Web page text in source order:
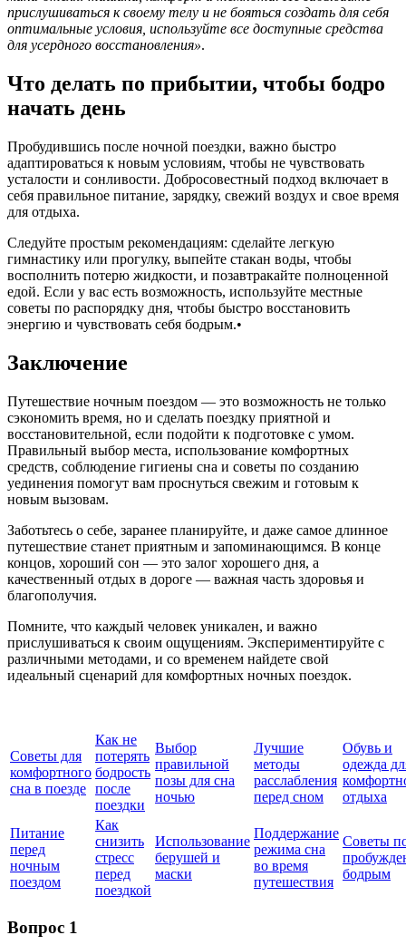
прислушиваться к своему телу и не бояться создать для себя
оптимальные условия, используйте все доступные средства
для усердного восстановления».
Что делать по прибытии, чтобы бодро
начать день
Пробудившись после ночной поездки, важно быстро
адаптироваться к новым условиям, чтобы не чувствовать
усталости и сонливости. Добросовестный подход включает в
себя правильное питание, зарядку, свежий воздух и свое время
для отдыха.
Следуйте простым рекомендациям: сделайте легкую
гимнастику или прогулку, выпейте стакан воды, чтобы
восполнить потерю жидкости, и позавтракайте полноценной
едой. Если у вас есть возможность, используйте местные
советы по распорядку дня, чтобы быстро восстановить
энергию и чувствовать себя бодрым.•
Заключение
Путешествие ночным поездом — это возможность не только
сэкономить время, но и сделать поездку приятной и
восстановительной, если подойти к подготовке с умом.
Правильный выбор места, использование комфортных
средств, соблюдение гигиены сна и советы по созданию
уединения помогут вам проснуться свежим и готовым к
новым вызовам.
Заботьтесь о себе, заранее планируйте, и даже самое длинное
путешествие станет приятным и запоминающимся. В конце
концов, хороший сон — это залог хорошего дня, а
качественный отдых в дороге — важная часть здоровья и
благополучия.
Помните, что каждый человек уникален, и важно
прислушиваться к своим ощущениям. Экспериментируйте с
различными методами, и со временем найдете свой
идеальный сценарий для комфортных ночных поездок.
Советы для
комфортного
сна в поезде
Как не
потерять
бодрость
после
поездки
Выбор
правильной
позы для сна
ночью
Лучшие
методы
расслабления
перед сном
Обувь и
одежда
отдыха
Питание
перед
ночным
поездом
Как
снизить
стресс
перед
поездкой
Использование
берушей и
маски
Поддержание
режима сна
во время
путешествия
Советы
бодрым
Вопрос 1